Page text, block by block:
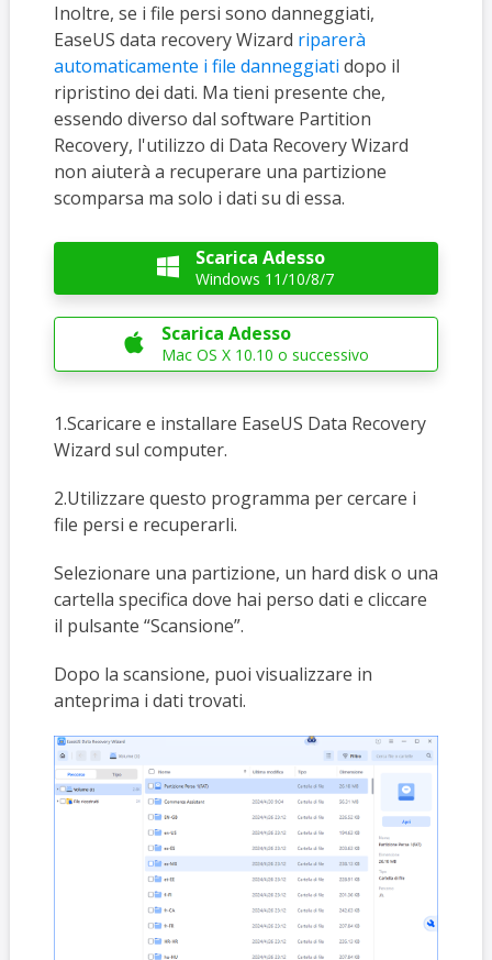
Inoltre, se i file persi sono danneggiati,
EaseUS data recovery Wizard riparerà
automaticamente i file danneggiati dopo il
ripristino dei dati. Ma tieni presente che,
essendo diverso dal software Partition
Recovery, l'utilizzo di Data Recovery Wizard
non aiuterà a recuperare una partizione
scomparsa ma solo i dati su di essa.
 Scarica Adesso
Windows 11/10/8/7
 Scarica Adesso
Mac OS X 10.10 o successivo
1.Scaricare e installare EaseUS Data Recovery
Wizard sul computer.
2.Utilizzare questo programma per cercare i
file persi e recuperarli.
Selezionare una partizione, un hard disk o una
cartella specifica dove hai perso dati e cliccare
il pulsante “Scansione”.
Dopo la scansione, puoi visualizzare in
anteprima i dati trovati.